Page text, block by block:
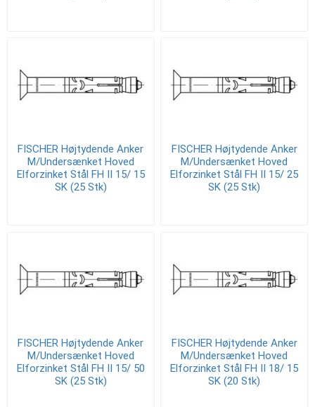
FISCHER Højtydende Anker
M/Undersænket Hoved
Elforzinket Stål FH II 15/ 15
SK (25 Stk)
FISCHER Højtydende Anker
M/Undersænket Hoved
Elforzinket Stål FH II 15/ 25
SK (25 Stk)
FISCHER Højtydende Anker
M/Undersænket Hoved
Elforzinket Stål FH II 15/ 50
SK (25 Stk)
FISCHER Højtydende Anker
M/Undersænket Hoved
Elforzinket Stål FH II 18/ 15
SK (20 Stk)